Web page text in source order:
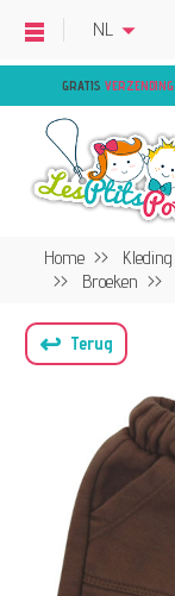
GRATIS VERZENDING
NL
Home Kleding
Broeken
↩ Terug